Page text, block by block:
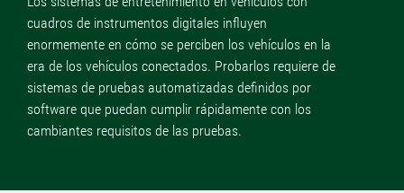
cuadros de instrumentos digitales influyen
enormemente en cómo se perciben los vehículos en la
era de los vehículos conectados. Probarlos requiere de
sistemas de pruebas automatizadas definidos por
software que puedan cumplir rápidamente con los
cambiantes requisitos de las pruebas.